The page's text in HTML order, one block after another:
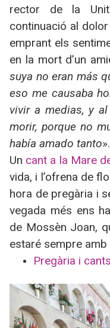
rector de la
continuació al
emprant els
en la mort d’un
suya no eran más
eso me causaba
vivir a medias, y
morir, porque no
había amado tanto»
Un cant a la Mare
vida, i l’ofrena de
hora de pregària i
vegada més ens
de Mossèn Joan,
estaré sempre amb
Pregària i cants